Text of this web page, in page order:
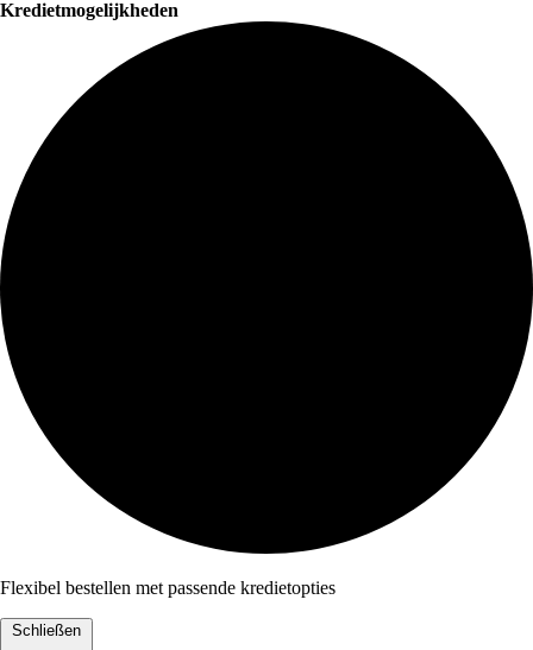
Kredietmogelijkheden
Flexibel bestellen met passende kredietopties
Schließen